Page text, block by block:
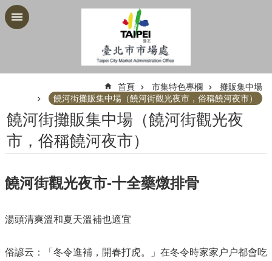
跳到主要內容區塊
首頁 市集特色專欄
攤販集中場
饒河街攤販集中場（饒河街觀光夜市，俗稱饒河夜市）
饒河街攤販集中場（饒河街觀光夜
市，俗稱饒河夜市）
饒河街觀光夜市-十全藥燉排骨
湯頭清爽溫和夏天溫補也適宜
俗諺云：「冬令進補，開春打虎。」在冬令時家家户户都會吃